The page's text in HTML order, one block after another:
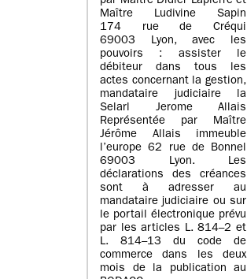
Maître Ludivine Sapin
174 rue de Créqui
69003 Lyon, avec les
pouvoirs : assister le
débiteur dans tous les
actes concernant la gestion,
mandataire judiciaire la
Selarl Jerome Allais
Représentée par Maître
Jérôme Allais immeuble
l’europe 62 rue de Bonnel
69003 Lyon. Les
déclarations des créances
sont à adresser au
mandataire judiciaire ou sur
le portail électronique prévu
par les articles L. 814–2 et
L. 814–13 du code de
commerce dans les deux
mois de la publication au